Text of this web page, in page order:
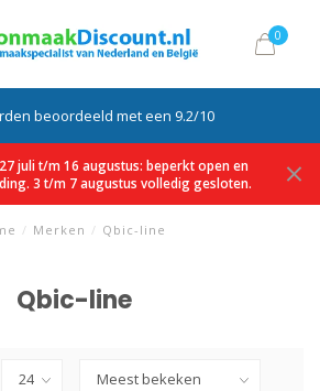
0
beoordeeld met een 9.2/10
juli t/m 16 augustus: beperkt open en
3 t/m 7 augustus volledig gesloten.
/ Merken / Qbic-line
Qbic-line